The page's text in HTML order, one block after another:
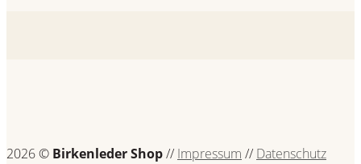
2026 © Birkenleder Shop// Impressum // Datenschutz